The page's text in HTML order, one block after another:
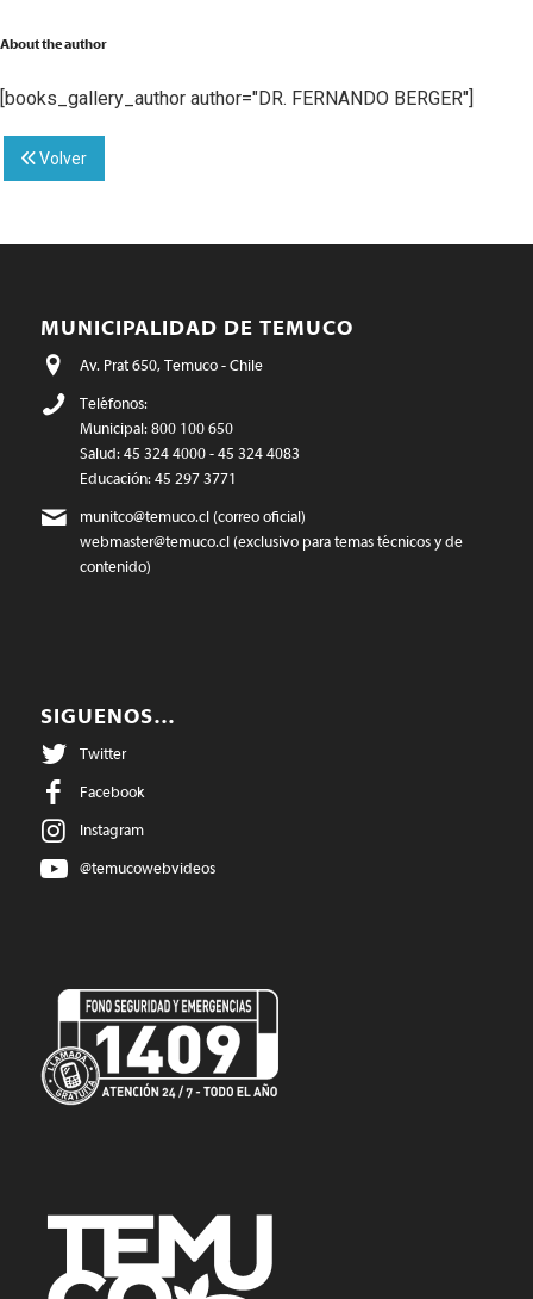
About the author
[books_gallery_author author="DR. FERNANDO BERGER"]
Volver
MUNICIPALIDAD DE TEMUCO
Av. Prat 650, Temuco - Chile
Teléfonos:
Municipal: 800 100 650
Salud: 45 324 4000 - 45 324 4083
Educación: 45 297 3771
munitco@temuco.cl(correo oficial)
webmaster@temuco.cl(exclusivo para temas técnicos y de
contenido)
SIGUENOS…
Twitter
Facebook
Instagram
@temucowebvideos